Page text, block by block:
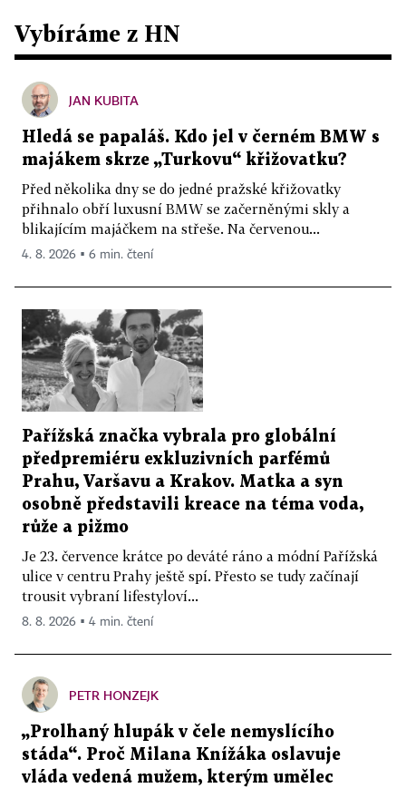
Vybíráme z HN
JAN KUBITA
Hledá se papaláš. Kdo jel v černém BMW s
majákem skrze „Turkovu“ křižovatku?
Před několika dny se do jedné pražské křižovatky
přihnalo obří luxusní BMW se začerněnými skly a
blikajícím majáčkem na střeše. Na červenou...
4. 8. 2026 ▪ 6 min. čtení
Pařížská značka vybrala pro globální
předpremiéru exkluzivních parfémů
Prahu, Varšavu a Krakov. Matka a syn
osobně představili kreace na téma voda,
růže a pižmo
Je 23. července krátce po deváté ráno a módní Pařížská
ulice v centru Prahy ještě spí. Přesto se tudy začínají
trousit vybraní lifestyloví...
8. 8. 2026 ▪ 4 min. čtení
PETR HONZEJK
„Prolhaný hlupák v čele nemyslícího
stáda“. Proč Milana Knížáka oslavuje
vláda vedená mužem, kterým umělec